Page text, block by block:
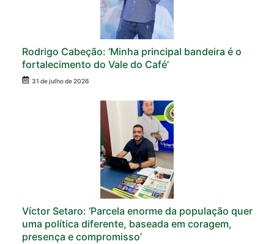
Rodrigo Cabeção: ‘Minha principal bandeira é o
fortalecimento do Vale do Café’
31 de julho de 2026
Víctor Setaro: ‘Parcela enorme da população quer
uma política diferente, baseada em coragem,
presença e compromisso’